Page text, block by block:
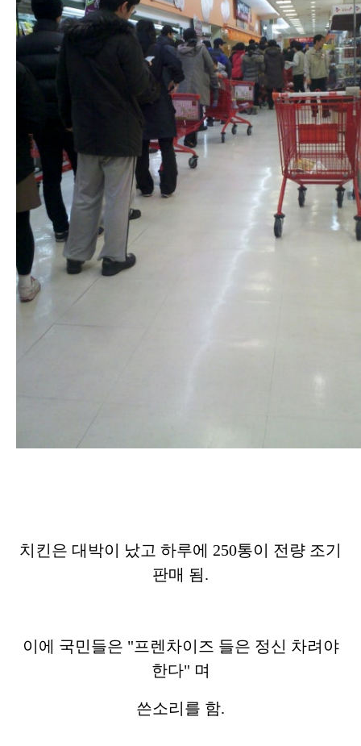
치킨은 대박이 났고 하루에 250통이 전량 조기
판매 됨.
이에 국민들은 "프렌차이즈 들은 정신 차려야
한다" 며
쓴소리를 함.